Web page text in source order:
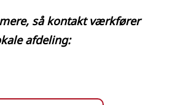
så kontakt værkfører
afdeling: